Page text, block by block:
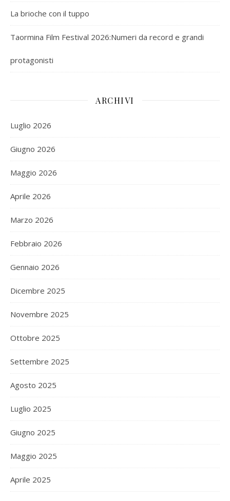
La brioche con il tuppo
Taormina Film Festival 2026:Numeri da record e grandi
protagonisti
ARCHIVI
Luglio 2026
Giugno 2026
Maggio 2026
Aprile 2026
Marzo 2026
Febbraio 2026
Gennaio 2026
Dicembre 2025
Novembre 2025
Ottobre 2025
Settembre 2025
Agosto 2025
Luglio 2025
Giugno 2025
Maggio 2025
Aprile 2025